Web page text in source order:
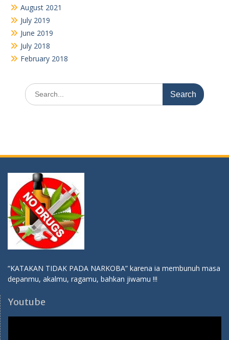
August 2021
July 2019
June 2019
July 2018
February 2018
Search
for:
“KATAKAN TIDAK PADA NARKOBA” karena ia membunuh masa
depanmu, akalmu, ragamu, bahkan jiwamu !!!
Youtube